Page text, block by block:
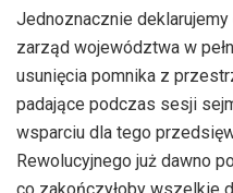
Jednoznacznie
zarząd województwa w
usunięcia pomnika z
padające podczas sesji
wsparciu dla tego
Rewolucyjnego już dawno